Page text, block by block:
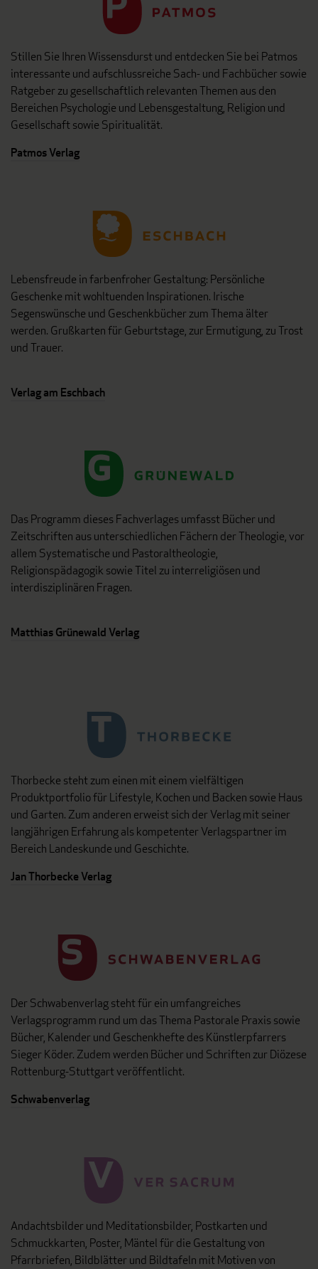
Stillen Sie Ihren Wissensdurst und entdecken Sie bei Patmos
interessante und aufschlussreiche Sach- und Fachbücher sowie
Ratgeber zu gesellschaftlich relevanten Themen aus den
Bereichen Psychologie und Lebensgestaltung, Religion und
Gesellschaft sowie Spiritualität.
Patmos Verlag
Lebensfreude in farbenfroher Gestaltung: Persönliche
Geschenke mit wohltuenden Inspirationen. Irische
Segenswünsche und Geschenkbücher zum Thema älter
werden. Grußkarten für Geburtstage, zur Ermutigung, zu Trost
und Trauer.
Verlag am Eschbach
Das Programm dieses Fachverlages umfasst Bücher und
Zeitschriften aus unterschiedlichen Fächern der Theologie, vor
allem Systematische und Pastoraltheologie,
Religionspädagogik sowie Titel zu interreligiösen und
interdisziplinären Fragen.
Matthias Grünewald Verlag
Thorbecke steht zum einen mit einem vielfältigen
Produktportfolio für Lifestyle, Kochen und Backen sowie Haus
und Garten. Zum anderen erweist sich der Verlag mit seiner
langjährigen Erfahrung als kompetenter Verlagspartner im
Bereich Landeskunde und Geschichte.
Jan Thorbecke Verlag
Der Schwabenverlag steht für ein umfangreiches
Verlagsprogramm rund um das Thema Pastorale Praxis sowie
Bücher, Kalender und Geschenkhefte des Künstlerpfarrers
Sieger Köder. Zudem werden Bücher und Schriften zur Diözese
Rottenburg-Stuttgart veröffentlicht.
Schwabenverlag
Andachtsbilder und Meditationsbilder, Postkarten und
Schmuckkarten, Poster, Mäntel für die Gestaltung von
Pfarrbriefen, Bildblätter und Bildtafeln mit Motiven von